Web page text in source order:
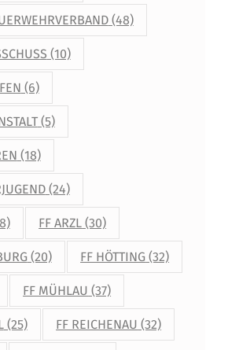
(48)
(10)
(6)
(5)
(18)
(24)
FF ARZL (30)
(20) FF HÖTTING (32)
FF MÜHLAU (37)
(25) FF REICHENAU (32)